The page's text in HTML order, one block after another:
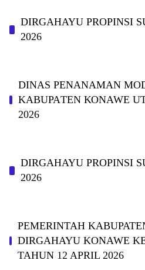
DIRGAHAYU PROPINSI
2026
DINAS PΕΝΑΝΑΜAN
KABUPAΤΕΝ ΚΟNAWE
2026
DIRGAHAYU PROPINSI
2026
PEMERINTAH
DIRGAHAYU KONAWE
TAHUN 12 APRIL 2026